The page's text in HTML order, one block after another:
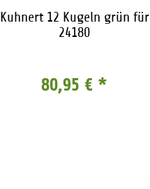
Kuhnert 12 Kugeln grün für
24180
80,95 € *